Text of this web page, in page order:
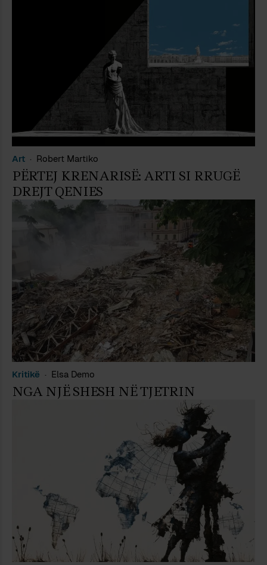
Art Robert Martiko
PËRTEJ KRENARISË: ARTI SI RRUGË
DREJT QENIES
Kritikë Elsa Demo
NGA NJË SHESH NË TJETRIN